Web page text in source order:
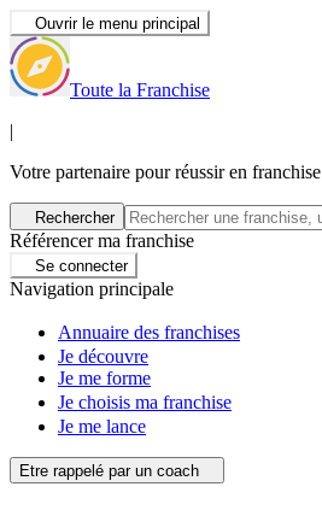
Ouvrir le menu principal
Toute la Franchise
|
Votre partenaire pour réussir en franchise
Rechercher
Référencer ma franchise
Se connecter
Navigation principale
Annuaire des franchises
Je découvre
Je me forme
Je choisis ma franchise
Je me lance
Etre rappelé par un coach